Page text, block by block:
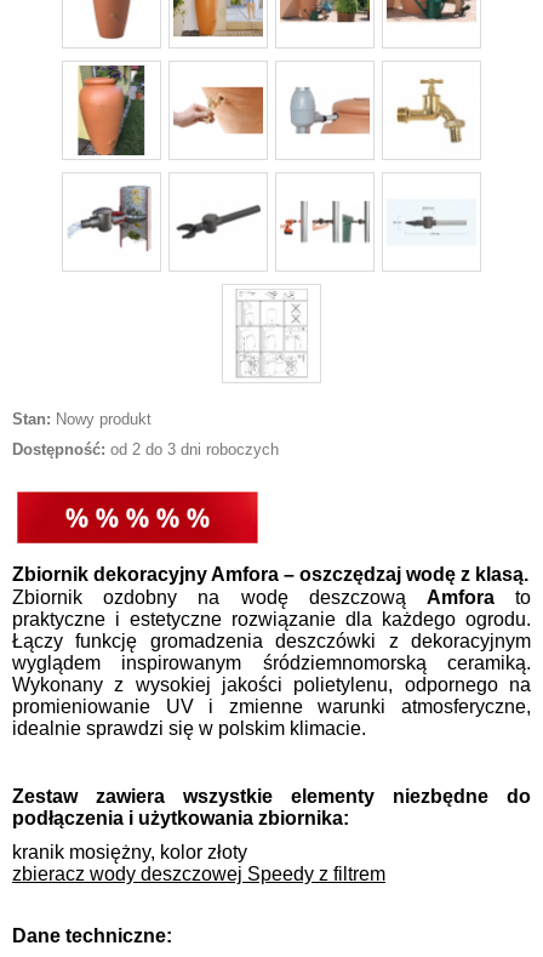
Stan: Nowy produkt
Dostępność: od 2 do 3 dni roboczych
Zbiornik dekoracyjny Amfora – oszczędzaj wodę z klasą.
Zbiornik ozdobny na wodę deszczową Amforato
praktyczne i estetyczne rozwiązanie dla każdego ogrodu.
Łączy funkcję gromadzenia deszczówki z dekoracyjnym
wyglądem inspirowanym śródziemnomorską ceramiką.
Wykonany z wysokiej jakości polietylenu, odpornego na
promieniowanie UV i zmienne warunki atmosferyczne,
idealnie sprawdzi się w polskim klimacie.
Zestaw zawiera wszystkie elementy niezbędne do
podłączenia i użytkowania zbiornika:
kranik mosiężny, kolor złoty
zbieracz wody deszczowej Speedy z filtrem
Dane techniczne: